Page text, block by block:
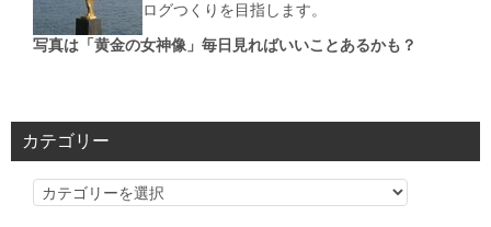
ログつくりを目指します。
写真は「黄金の女神像」毎日見ればいいことあるかも？
カテゴリー
カ